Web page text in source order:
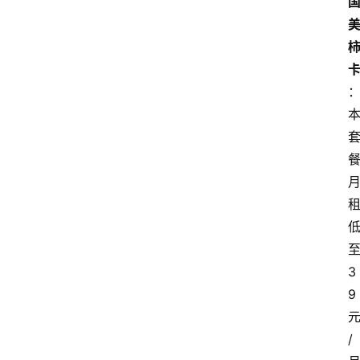
美
柿
卡
：
本
套
餐
月
租
低
至
3
9
元
/